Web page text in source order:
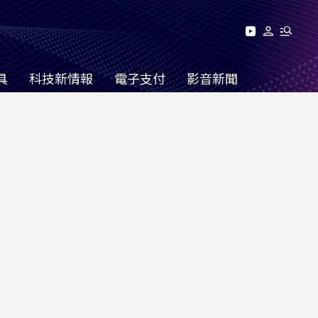
科技新情報 電子支付 影音新聞